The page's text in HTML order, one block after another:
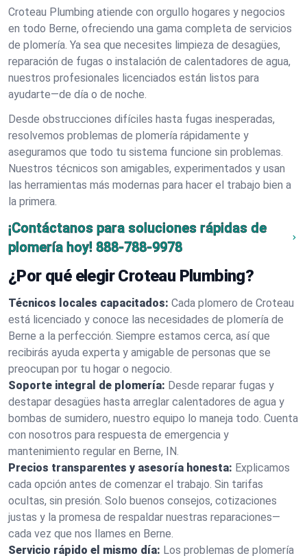
Croteau Plumbing atiende con orgullo hogares y negocios
en todo Berne, ofreciendo una gama completa de servicios
de plomería. Ya sea que necesites limpieza de desagües,
reparación de fugas o instalación de calentadores de agua,
nuestros profesionales licenciados están listos para
ayudarte—de día o de noche.
Desde obstrucciones difíciles hasta fugas inesperadas,
resolvemos problemas de plomería rápidamente y
aseguramos que todo tu sistema funcione sin problemas.
Nuestros técnicos son amigables, experimentados y usan
las herramientas más modernas para hacer el trabajo bien a
la primera.
¡Contáctanos para soluciones rápidas de
plomería hoy! 888-788-9978
¿Por qué elegir Croteau Plumbing?
Técnicos locales capacitados: Cada plomero de Croteau
está licenciado y conoce las necesidades de plomería de
Berne a la perfección. Siempre estamos cerca, así que
recibirás ayuda experta y amigable de personas que se
preocupan por tu hogar o negocio.
Soporte integral de plomería: Desde reparar fugas y
destapar desagües hasta arreglar calentadores de agua y
bombas de sumidero, nuestro equipo lo maneja todo. Cuenta
con nosotros para respuesta de emergencia y
mantenimiento regular en Berne, IN.
Precios transparentes y asesoría honesta: Explicamos
cada opción antes de comenzar el trabajo. Sin tarifas
ocultas, sin presión. Solo buenos consejos, cotizaciones
justas y la promesa de respaldar nuestras reparaciones—
cada vez que nos llames en Berne.
Servicio rápido el mismo día: Los problemas de plomería